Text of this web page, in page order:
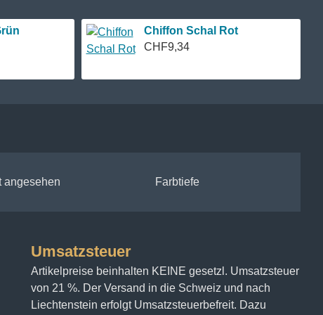
Chiffon Schal Rot
CHF9,34
angesehen Farbtiefe
Umsatzsteuer
Artikelpreise beinhalten KEINE gesetzl. Umsatzsteuer
von 21 %. Der Versand in die Schweiz und nach
Liechtenstein erfolgt Umsatzsteuerbefreit. Dazu